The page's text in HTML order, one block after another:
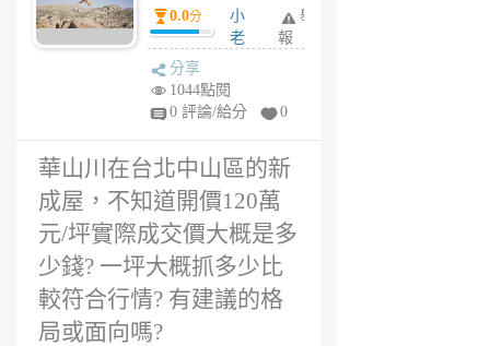
0.0分
小
老
年
舉
報
分享
1044點閱
0 評論/給分
0
華山川在台北中山區的新
成屋，不知道開價120萬
元/坪實際成交價大概是多
少錢? 一坪大概抓多少比
較符合行情? 有建議的格
局或面向嗎?